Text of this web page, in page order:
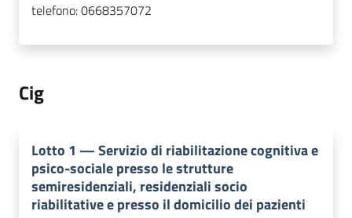
telefono:0668357072
Cig
Lotto 1 —Servizio di riabilitazione cognitiva e
psico-sociale presso le strutture
semiresidenziali, residenziali socio
riabilitative e presso il domicilio dei pazienti